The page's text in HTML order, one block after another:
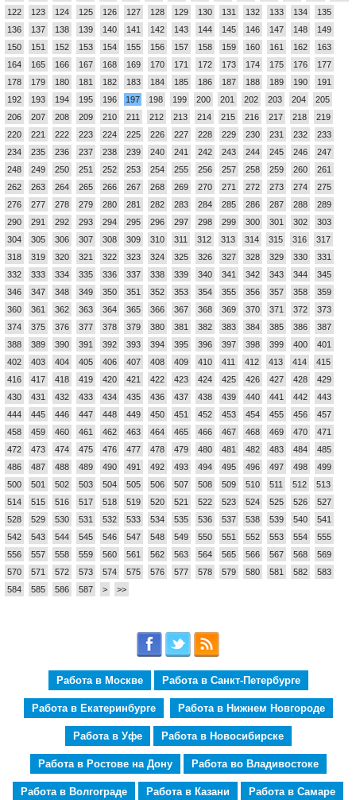
122
123 124 125 126 127 128 129 130 131 132 133 134
135
136
137 138 139 140 141 142 143 144 145 146 147 148
149
150
151 152 153 154 155 156 157 158 159 160 161 162
163
164
165 166 167 168 169 170 171 172 173 174 175 176
177
178
179 180 181 182 183 184 185 186 187 188 189 190
191
192
193 194 195 196 197 198 199 200 201 202 203 204
205
206
207 208 209 210 211 212 213 214 215 216 217 218
219
220
221 222 223 224 225 226 227 228 229 230 231 232
233
234
235 236 237 238 239 240 241 242 243 244 245 246
247
248
249 250 251 252 253 254 255 256 257 258 259 260
261
262
263 264 265 266 267 268 269 270 271 272 273 274
275
276
277 278 279 280 281 282 283 284 285 286 287 288
289
290
291 292 293 294 295 296 297 298 299 300 301 302
303
304
305 306 307 308 309 310 311 312 313 314 315 316
317
318
319 320 321 322 323 324 325 326 327 328 329 330
331
332
333 334 335 336 337 338 339 340 341 342 343 344
345
346
347 348 349 350 351 352 353 354 355 356 357 358
359
360
361 362 363 364 365 366 367 368 369 370 371 372
373
374
375 376 377 378 379 380 381 382 383 384 385 386
387
388
389 390 391 392 393 394 395 396 397 398 399 400
401
402
403 404 405 406 407 408 409 410 411 412 413 414
415
416
417 418 419 420 421 422 423 424 425 426 427 428
429
430
431 432 433 434 435 436 437 438 439 440 441 442
443
444
445 446 447 448 449 450 451 452 453 454 455 456
457
458
459 460 461 462 463 464 465 466 467 468 469 470
471
472
473 474 475 476 477 478 479 480 481 482 483 484
485
486
487 488 489 490 491 492 493 494 495 496 497 498
499
500
501 502 503 504 505 506 507 508 509 510 511 512
513
514
515 516 517 518 519 520 521 522 523 524 525 526
527
528
529 530 531 532 533 534 535 536 537 538 539 540
541
542
543 544 545 546 547 548 549 550 551 552 553 554
555
556
557 558 559 560 561 562 563 564 565 566 567 568
569
570
571 572 573 574 575 576 577 578 579 580 581 582
583
584
585 586 587 > >>
Работа в Москве Работа в Санкт-Петербурге
Работа в Екатеринбурге Работа в Нижнем Новгороде
Работа в Уфе Работа в Новосибирске
Работа в Ростове на Дону Работа во Владивостоке
Работа в Волгограде Работа в Казани Работа в Самаре